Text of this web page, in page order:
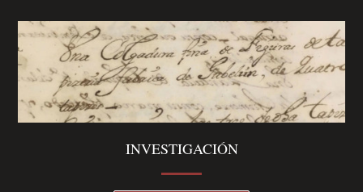
INVESTIGACIÓN